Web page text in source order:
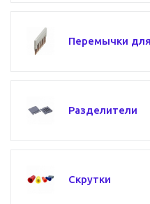
Перемычки
Разделители
Скрутки